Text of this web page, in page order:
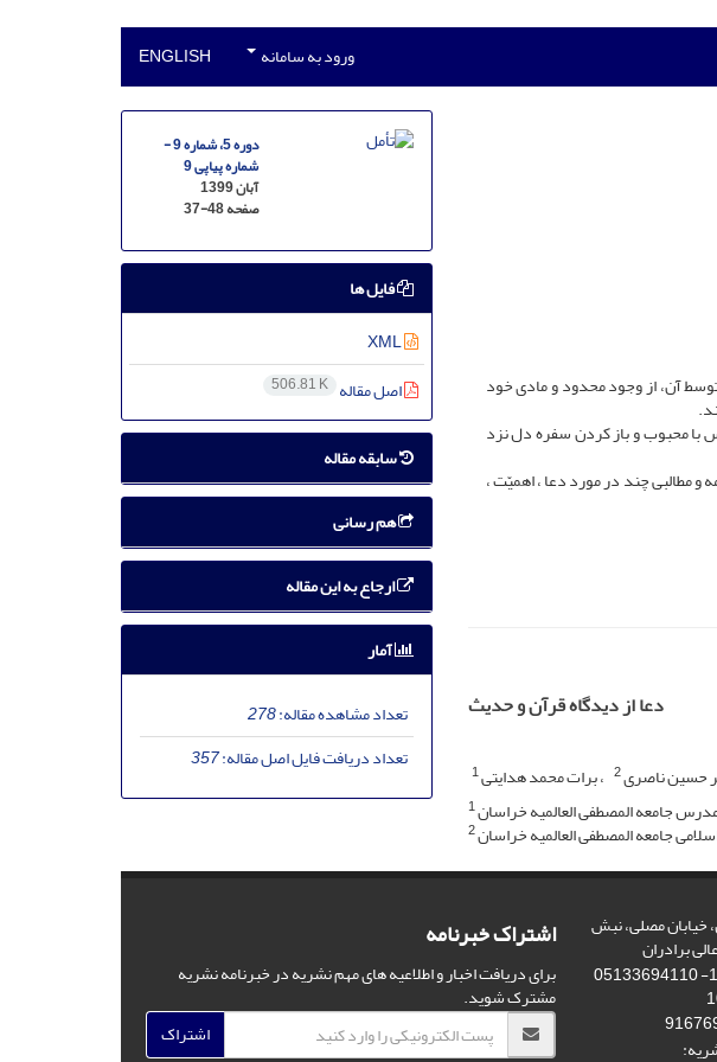
ورود به سامانه ENGLISH
آن، از وجود محدود و مادی خود
با محبوب و باز کردن سفره دل نزد
مطالبی چند در مورد دعا ، اهمیّت ،
دعا از دیدگاه قرآن و حدیث
برات محمد هدایتی1 حسین ناصری2
1جامعه المصطفی العالمیه خراسان
2جامعه المصطفی العالمیه خراسان
دوره 5، شماره 9 -
شماره پیاپی 9
آبان 1399
صفحه37-48
فایل ها
XML
اصل مقاله 506.81 K
سابقه مقاله
هم رسانی
ارجاع به این مقاله
آمار
تعداد مشاهده مقاله:278
تعداد دریافت فایل اصل مقاله:357
مصلی، نبش
شماره تماس نشریه تأمل: 16- 05133694110
اشتراک خبرنامه
برای دریافت اخبار و اطلاعیه های مهم نشریه در خبرنامه نشریه
مشترک شوید.
اشتراک